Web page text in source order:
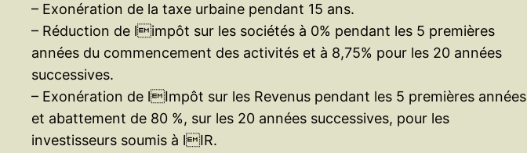
– Exonération de la taxe urbaine pendant 15 ans.
– Réduction de limpôt sur les sociétés à 0% pendant les 5 premières
années du commencement des activités et à 8,75% pour les 20 années
successives.
– Exonération de lImpôt sur les Revenus pendant les 5 premières années
et abattement de 80 %, sur les 20 années successives, pour les
investisseurs soumis à lIR.